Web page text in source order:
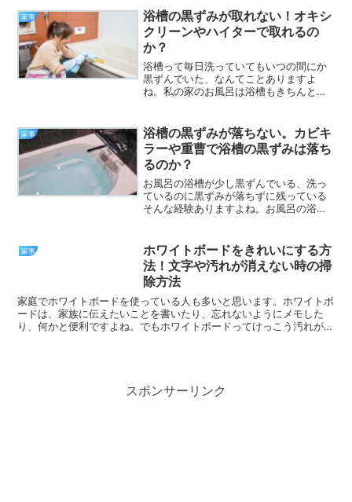
ど置き場がなくって…そんなことを思っ
たことはありませんか？実は...
家事
浴槽の黒ずみが取れない！オキシ
クリーンやハイターで取れるの
か？
浴槽って毎日洗っていてもいつの間にか
黒ずんでいた、なんてことありますよ
ね。私の家のお風呂は浴槽もきちんと洗
の黒ずみを取るのに効果的な洗剤は何で
しょうか。オキシクリーンや...
家事
浴槽の黒ずみが落ちない。カビキ
ラーや重曹で浴槽の黒ずみは落ち
るのか？
お風呂の浴槽が少し黒ずんでいる、洗っ
ているのに黒ずみが落ちずに残っている
そんな経験ありますよね。お風呂の浴槽
や重曹は浴槽の黒ずみを落とす効果があ
ります。浴槽が黒ずむ原因...
家事
ホワイトボードをきれいにする方
法！文字や汚れが消えない時の掃
除方法
家庭でホワイトボードを使っている人も多いと思います。ホワイトボ
ードは、家族に伝えたいことを書いたり、忘れないようにメモした
り、何かと便利ですよね。でもホワイトボードってけっこう汚れが目
スポンサーリンク